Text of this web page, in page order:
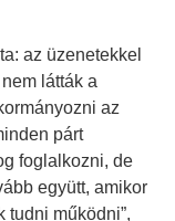
az üzenetekkel
látták a
az
párt
foglalkozni, de
együtt, amikor
tudni működni”,